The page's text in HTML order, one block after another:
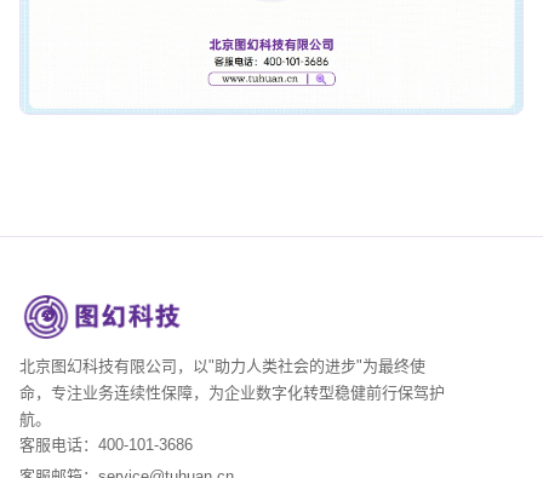
北京图幻科技有限公司，以"助力人类社会的进步"为最终使
命，专注业务连续性保障，为企业数字化转型稳健前行保驾护
航。
客服电话：400-101-3686